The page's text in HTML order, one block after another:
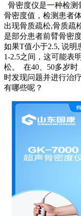
骨密度仪是一种检测
骨密度值，检测患者
出现骨质疏松,骨质疏
是部分患者前臂骨密
如果T值小于2.5, 说明
1-2.5之间，这可能表
松。 在40、50多岁时
时发现问题并进行治
有哪些呢？